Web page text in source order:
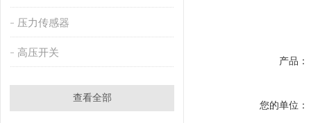
压力传感器
高压开关
查看全部
产品：
您的单位：